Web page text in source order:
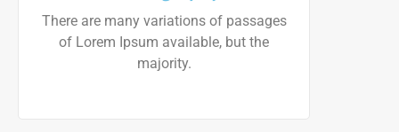
There are many variations of passages
of Lorem Ipsum available, but the
majority.